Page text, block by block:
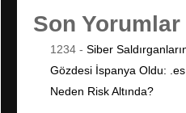
Son Yorumlar
1234 - Siber
Gözdesi İspanya Oldu: .es
Neden Risk Altında?